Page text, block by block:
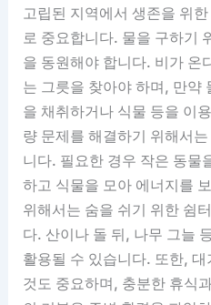
고립된 지역에서 생존을 위
로 중요합니다. 물을 구하기
을 동원해야 합니다. 비가 온
는 그릇을 찾아야 하며, 만약
을 채취하거나 식물 등을 이
량 문제를 해결하기 위해서
니다. 필요한 경우 작은 동물
하고 식물을 모아 에너지를
위해서는 숨을 쉬기 위한 쉼
다. 산이나 돌 뒤, 나무 그늘
활용될 수 있습니다. 또한,
것도 중요하며, 충분한 휴식